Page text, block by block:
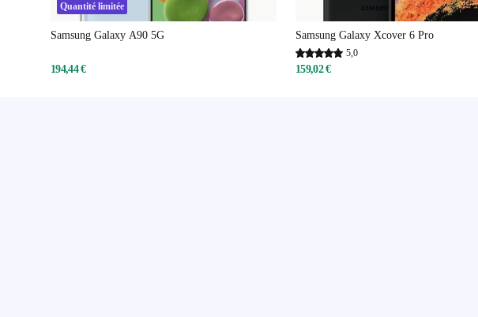
Quantité limitée
Samsung Galaxy A90 5G
194,44 €
Samsung Galaxy Xcover 6 Pro
5,0
159,02 €